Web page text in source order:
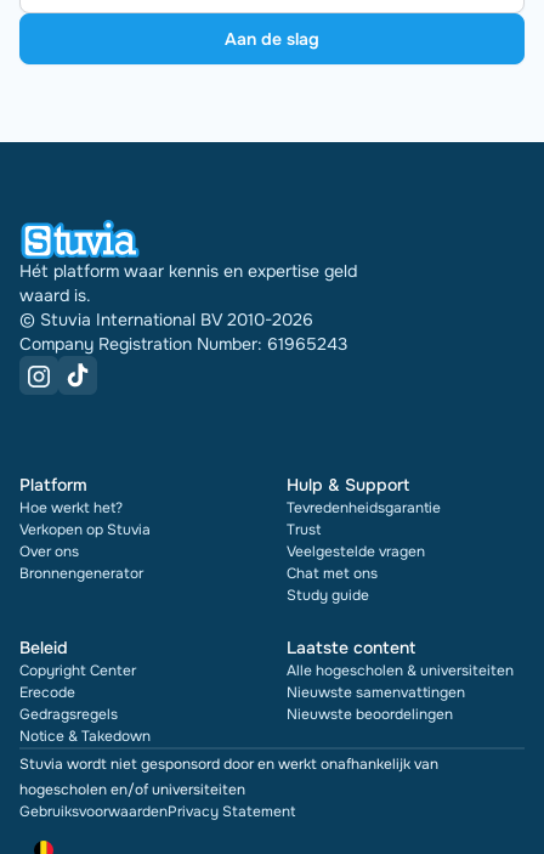
Aan de slag
Hét platform waar kennis en expertise geld
waard is.
© Stuvia International BV 2010-2026
Company Registration Number: 61965243
Platform
Hoe werkt het?
Verkopen op Stuvia
Over ons
Bronnengenerator
Hulp & Support
Tevredenheidsgarantie
Trust
Veelgestelde vragen
Chat met ons
Study guide
Beleid
Copyright Center
Erecode
Gedragsregels
Notice & Takedown
Laatste content
Alle hogescholen & universiteiten
Nieuwste samenvattingen
Nieuwste beoordelingen
Stuvia wordt niet gesponsord door en werkt onafhankelijk van
hogescholen en/of universiteiten
GebruiksvoorwaardenPrivacy Statement